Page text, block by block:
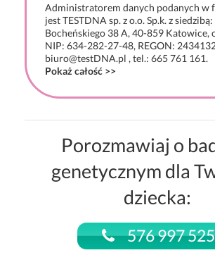
Administratorem danych podanych w
jest TESTDNA sp. z o.o. Sp.k. z siedzibą:
Bocheńskiego 38 A, 40-859 Katowice,
NIP: 634-282-27-48, REGON:
biuro@testDNA.pl , tel.: 665 761 161.
Pokaż całość >>
Porozmawiaj o
genetycznym dla
dziecka:
576 997 525